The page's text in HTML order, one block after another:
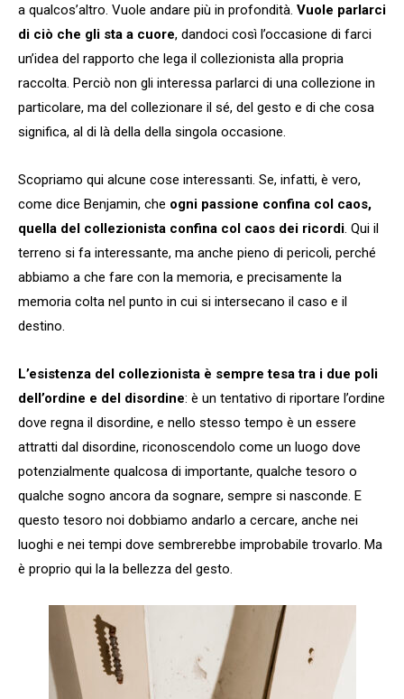
a qualcos’altro. Vuole andare più in profondità. Vuole parlarci
di ciò che gli sta a cuore, dandoci così l’occasione di farci
un’idea del rapporto che lega il collezionista alla propria
raccolta. Perciò non gli interessa parlarci di una collezione in
particolare, ma del collezionare il sé, del gesto e di che cosa
significa, al di là della della singola occasione.
Scopriamo qui alcune cose interessanti. Se, infatti, è vero,
come dice Benjamin, che ogni passione confina col caos,
quella del collezionista confina col caos dei ricordi . Qui il
terreno si fa interessante, ma anche pieno di pericoli, perché
abbiamo a che fare con la memoria, e precisamente la
memoria colta nel punto in cui si intersecano il caso e il
destino.
L’esistenza del collezionista è sempre tesa tra i due poli
dell’ordine e del disordine: è un tentativo di riportare l’ordine
dove regna il disordine, e nello stesso tempo è un essere
attratti dal disordine, riconoscendolo come un luogo dove
potenzialmente qualcosa di importante, qualche tesoro o
qualche sogno ancora da sognare, sempre si nasconde. E
questo tesoro noi dobbiamo andarlo a cercare, anche nei
luoghi e nei tempi dove sembrerebbe improbabile trovarlo. Ma
è proprio qui la la bellezza del gesto.